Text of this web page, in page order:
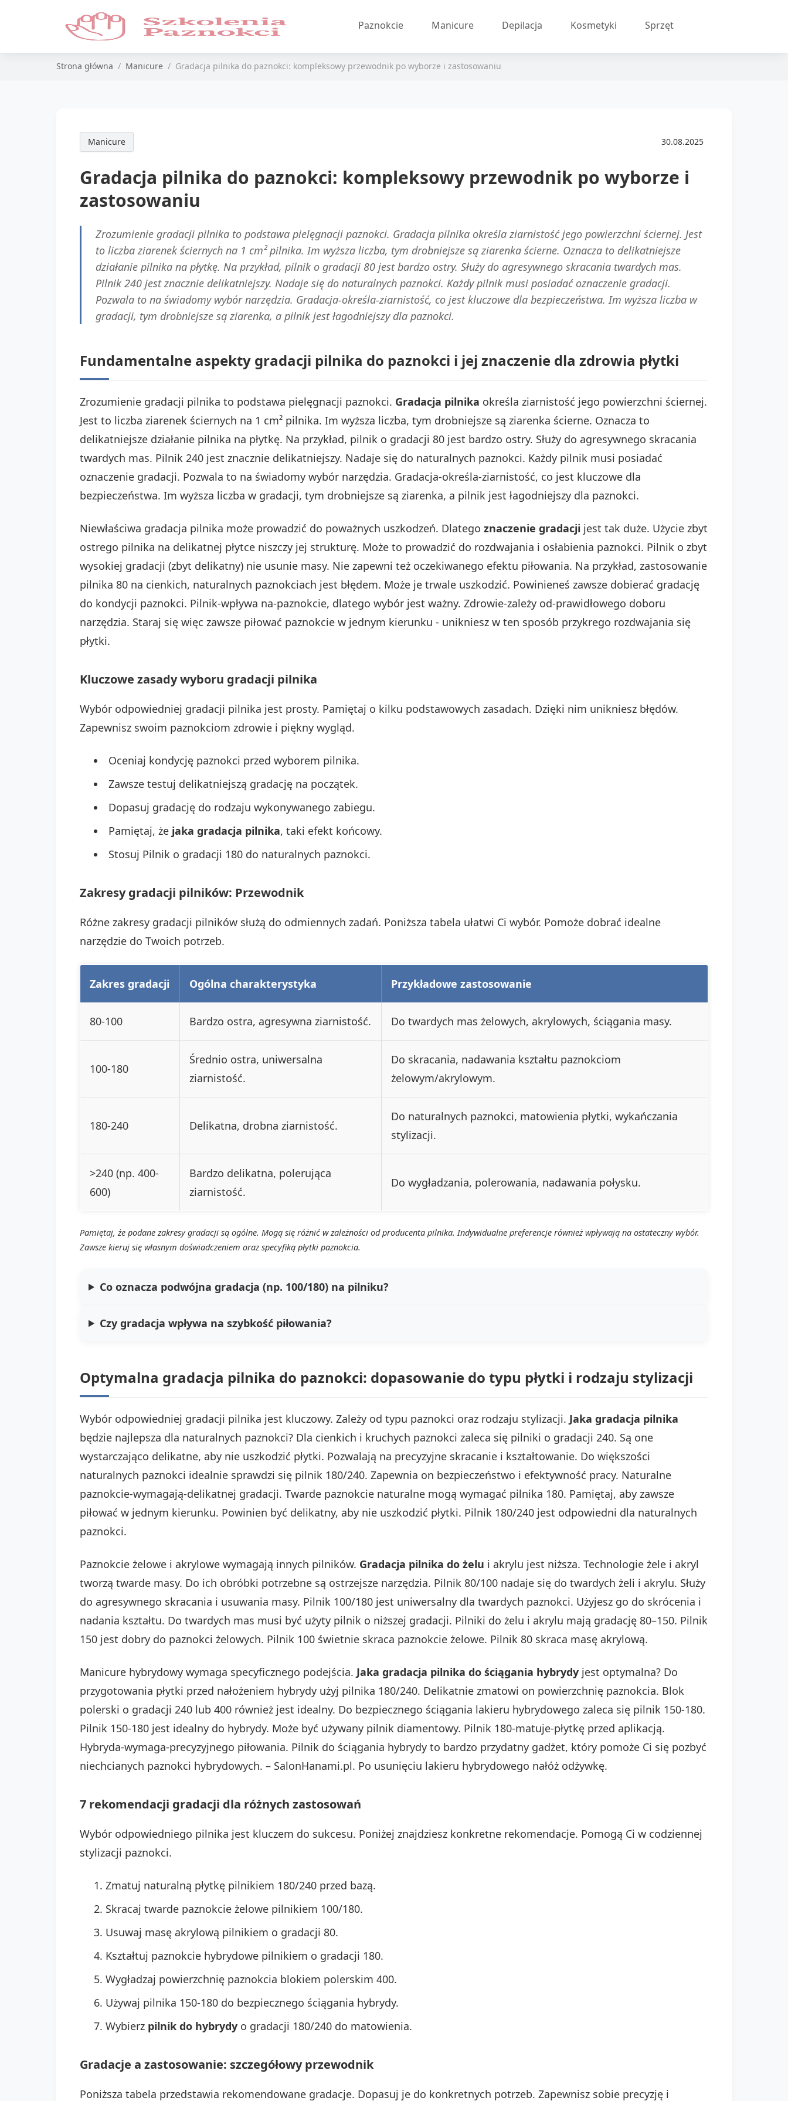
Paznokcie Manicure Depilacja Kosmetyki Sprzęt
Strona główna Manicure Gradacja pilnika do paznokci: kompleksowy przewodnik po wyborze i zastosowaniu
Manicure 30.08.2025
Gradacja pilnika do paznokci: kompleksowy przewodnik po wyborze i
zastosowaniu
Zrozumienie gradacji pilnika to podstawa pielęgnacji paznokci. Gradacja pilnika określa ziarnistość jego powierzchni ściernej. Jest
to liczba ziarenek ściernych na 1 cm² pilnika. Im wyższa liczba, tym drobniejsze są ziarenka ścierne. Oznacza to delikatniejsze
działanie pilnika na płytkę. Na przykład, pilnik o gradacji 80 jest bardzo ostry. Służy do agresywnego skracania twardych mas.
Pilnik 240 jest znacznie delikatniejszy. Nadaje się do naturalnych paznokci. Każdy pilnik musi posiadać oznaczenie gradacji.
Pozwala to na świadomy wybór narzędzia. Gradacja-określa-ziarnistość, co jest kluczowe dla bezpieczeństwa. Im wyższa liczba w
gradacji, tym drobniejsze są ziarenka, a pilnik jest łagodniejszy dla paznokci.
Fundamentalne aspekty gradacji pilnika do paznokci i jej znaczenie dla zdrowia płytki
Zrozumienie gradacji pilnika to podstawa pielęgnacji paznokci. Gradacja pilnika określa ziarnistość jego powierzchni ściernej.
Jest to liczba ziarenek ściernych na 1 cm² pilnika. Im wyższa liczba, tym drobniejsze są ziarenka ścierne. Oznacza to
delikatniejsze działanie pilnika na płytkę. Na przykład, pilnik o gradacji 80 jest bardzo ostry. Służy do agresywnego skracania
twardych mas. Pilnik 240 jest znacznie delikatniejszy. Nadaje się do naturalnych paznokci. Każdy pilnik musi posiadać
oznaczenie gradacji. Pozwala to na świadomy wybór narzędzia. Gradacja-określa-ziarnistość, co jest kluczowe dla
bezpieczeństwa. Im wyższa liczba w gradacji, tym drobniejsze są ziarenka, a pilnik jest łagodniejszy dla paznokci.
Niewłaściwa gradacja pilnika może prowadzić do poważnych uszkodzeń. Dlatego znaczenie gradacji jest tak duże. Użycie zbyt
ostrego pilnika na delikatnej płytce niszczy jej strukturę. Może to prowadzić do rozdwajania i osłabienia paznokci. Pilnik o zbyt
wysokiej gradacji (zbyt delikatny) nie usunie masy. Nie zapewni też oczekiwanego efektu piłowania. Na przykład, zastosowanie
pilnika 80 na cienkich, naturalnych paznokciach jest błędem. Może je trwale uszkodzić. Powinieneś zawsze dobierać gradację
do kondycji paznokci. Pilnik-wpływa na-paznokcie, dlatego wybór jest ważny. Zdrowie-zależy od-prawidłowego doboru
narzędzia. Staraj się więc zawsze piłować paznokcie w jednym kierunku - unikniesz w ten sposób przykrego rozdwajania się
płytki.
Kluczowe zasady wyboru gradacji pilnika
Wybór odpowiedniej gradacji pilnika jest prosty. Pamiętaj o kilku podstawowych zasadach. Dzięki nim unikniesz błędów.
Zapewnisz swoim paznokciom zdrowie i piękny wygląd.
Oceniaj kondycję paznokci przed wyborem pilnika.
Zawsze testuj delikatniejszą gradację na początek.
Dopasuj gradację do rodzaju wykonywanego zabiegu.
Pamiętaj, że jaka gradacja pilnika, taki efekt końcowy.
Stosuj Pilnik o gradacji 180 do naturalnych paznokci.
Zakresy gradacji pilników: Przewodnik
Różne zakresy gradacji pilników służą do odmiennych zadań. Poniższa tabela ułatwi Ci wybór. Pomoże dobrać idealne
narzędzie do Twoich potrzeb.
Zakres gradacji Ogólna charakterystyka Przykładowe zastosowanie
80-100 Bardzo ostra, agresywna ziarnistość. Do twardych mas żelowych, akrylowych, ściągania masy.
100-180
Średnio ostra, uniwersalna
ziarnistość.
Do skracania, nadawania kształtu paznokciom
żelowym/akrylowym.
180-240 Delikatna, drobna ziarnistość.
Do naturalnych paznokci, matowienia płytki, wykańczania
stylizacji.
>240 (np. 400-
600)
Bardzo delikatna, polerująca
ziarnistość.
Do wygładzania, polerowania, nadawania połysku.
Pamiętaj, że podane zakresy gradacji są ogólne. Mogą się różnić w zależności od producenta pilnika. Indywidualne preferencje również wpływają na ostateczny wybór.
Zawsze kieruj się własnym doświadczeniem oraz specyfiką płytki paznokcia.
Co oznacza podwójna gradacja (np. 100/180) na pilniku?
Czy gradacja wpływa na szybkość piłowania?
Optymalna gradacja pilnika do paznokci: dopasowanie do typu płytki i rodzaju stylizacji
Wybór odpowiedniej gradacji pilnika jest kluczowy. Zależy od typu paznokci oraz rodzaju stylizacji. Jaka gradacja pilnika
będzie najlepsza dla naturalnych paznokci? Dla cienkich i kruchych paznokci zaleca się pilniki o gradacji 240. Są one
wystarczająco delikatne, aby nie uszkodzić płytki. Pozwalają na precyzyjne skracanie i kształtowanie. Do większości
naturalnych paznokci idealnie sprawdzi się pilnik 180/240. Zapewnia on bezpieczeństwo i efektywność pracy. Naturalne
paznokcie-wymagają-delikatnej gradacji. Twarde paznokcie naturalne mogą wymagać pilnika 180. Pamiętaj, aby zawsze
piłować w jednym kierunku. Powinien być delikatny, aby nie uszkodzić płytki. Pilnik 180/240 jest odpowiedni dla naturalnych
paznokci.
Paznokcie żelowe i akrylowe wymagają innych pilników. Gradacja pilnika do żelu i akrylu jest niższa. Technologie żele i akryl
tworzą twarde masy. Do ich obróbki potrzebne są ostrzejsze narzędzia. Pilnik 80/100 nadaje się do twardych żeli i akrylu. Służy
do agresywnego skracania i usuwania masy. Pilnik 100/180 jest uniwersalny dla twardych paznokci. Użyjesz go do skrócenia i
nadania kształtu. Do twardych mas musi być użyty pilnik o niższej gradacji. Pilniki do żelu i akrylu mają gradację 80–150. Pilnik
150 jest dobry do paznokci żelowych. Pilnik 100 świetnie skraca paznokcie żelowe. Pilnik 80 skraca masę akrylową.
Manicure hybrydowy wymaga specyficznego podejścia. Jaka gradacja pilnika do ściągania hybrydy jest optymalna? Do
przygotowania płytki przed nałożeniem hybrydy użyj pilnika 180/240. Delikatnie zmatowi on powierzchnię paznokcia. Blok
polerski o gradacji 240 lub 400 również jest idealny. Do bezpiecznego ściągania lakieru hybrydowego zaleca się pilnik 150-180.
Pilnik 150-180 jest idealny do hybrydy. Może być używany pilnik diamentowy. Pilnik 180-matuje-płytkę przed aplikacją.
Hybryda-wymaga-precyzyjnego piłowania. Pilnik do ściągania hybrydy to bardzo przydatny gadżet, który pomoże Ci się pozbyć
niechcianych paznokci hybrydowych. – SalonHanami.pl. Po usunięciu lakieru hybrydowego nałóż odżywkę.
7 rekomendacji gradacji dla różnych zastosowań
Wybór odpowiedniego pilnika jest kluczem do sukcesu. Poniżej znajdziesz konkretne rekomendacje. Pomogą Ci w codziennej
stylizacji paznokci.
Zmatuj naturalną płytkę pilnikiem 180/240 przed bazą.
Skracaj twarde paznokcie żelowe pilnikiem 100/180.
Usuwaj masę akrylową pilnikiem o gradacji 80.
Kształtuj paznokcie hybrydowe pilnikiem o gradacji 180.
Wygładzaj powierzchnię paznokcia blokiem polerskim 400.
Używaj pilnika 150-180 do bezpiecznego ściągania hybrydy.
Wybierz pilnik do hybrydy o gradacji 180/240 do matowienia.
Gradacje a zastosowanie: szczegółowy przewodnik
Poniższa tabela przedstawia rekomendowane gradacje. Dopasuj je do konkretnych potrzeb. Zapewnisz sobie precyzję i